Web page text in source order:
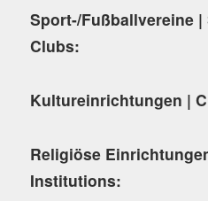
Sport-/Fußballvereine
Clubs:
Kultureinrichtungen |
Religiöse
Institutions: